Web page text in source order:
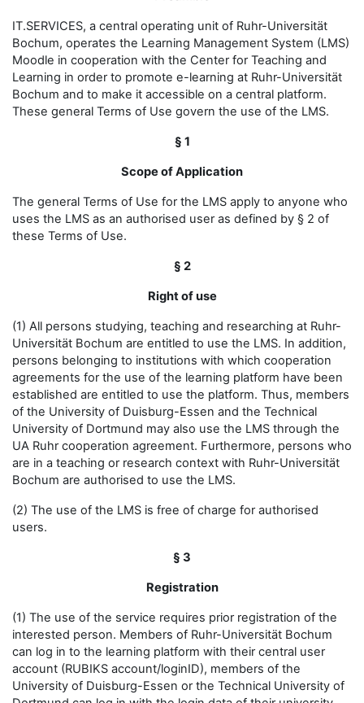
IT.SERVICES, a central operating unit of Ruhr-Universität
Bochum, operates the Learning Management System (LMS)
Moodle in cooperation with the Center for Teaching and
Learning in order to promote e-learning at Ruhr-Universität
Bochum and to make it accessible on a central platform.
These general Terms of Use govern the use of the LMS.
§ 1
Scope of Application
The general Terms of Use for the LMS apply to anyone who
uses the LMS as an authorised user as defined by § 2 of
these Terms of Use.
§ 2
Right of use
(1) All persons studying, teaching and researching at Ruhr-
Universität Bochum are entitled to use the LMS. In addition,
persons belonging to institutions with which cooperation
agreements for the use of the learning platform have been
established are entitled to use the platform. Thus, members
of the University of Duisburg-Essen and the Technical
University of Dortmund may also use the LMS through the
UA Ruhr cooperation agreement. Furthermore, persons who
are in a teaching or research context with Ruhr-Universität
Bochum are authorised to use the LMS.
(2) The use of the LMS is free of charge for authorised
users.
§ 3
Registration
(1) The use of the service requires prior registration of the
interested person. Members of Ruhr-Universität Bochum
can log in to the learning platform with their central user
account (RUBIKS account/loginID), members of the
University of Duisburg-Essen or the Technical University of